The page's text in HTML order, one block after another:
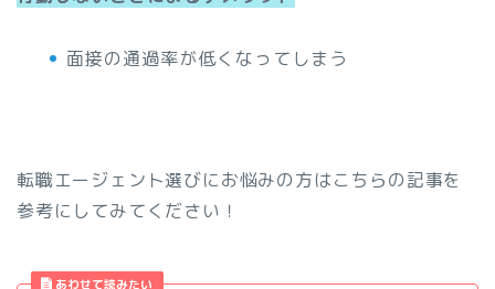
面接の通過率が低くなってしまう
転職エージェント選びにお悩みの方はこちらの記事を
参考にしてみてください！